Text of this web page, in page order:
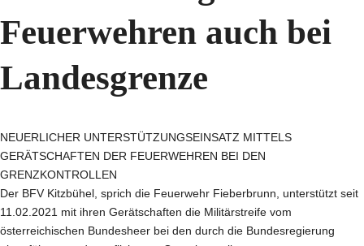
Feuerwehren auch bei
Landesgrenze
NEUERLICHER UNTERSTÜTZUNGSEINSATZ MITTELS
GERÄTSCHAFTEN DER FEUERWEHREN BEI DEN
GRENZKONTROLLEN
Der BFV Kitzbühel, sprich die Feuerwehr Fieberbrunn, unterstützt seit
11.02.2021 mit ihren Gerätschaften die Militärstreife vom
österreichischen Bundesheer bei den durch die Bundesregierung